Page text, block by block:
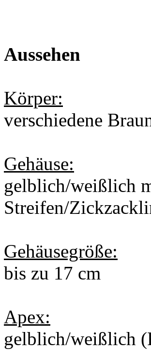
Aussehen
Körper:
verschiedene
Gehäuse:
gelblich/weißlich
Streifen/
Gehäusegröße:
bis zu 17 cm
Apex:
gelblich/weißlich